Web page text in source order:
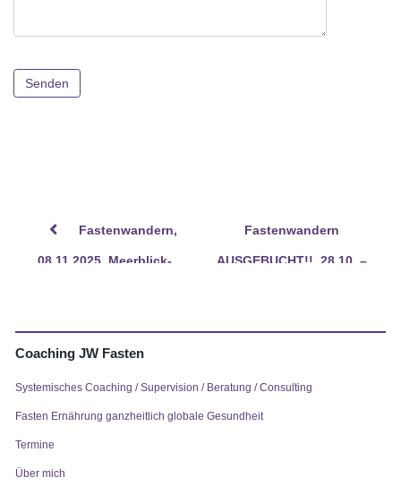
Fastenwandern,
08.11.2025, Meerblick-
Fastenwandern
AUSGEBUCHT!!, 28.10. –
Coaching JW Fasten
Systemisches Coaching / Supervision / Beratung / Consulting
Fasten Ernährung ganzheitlich globale Gesundheit
Termine
Über mich